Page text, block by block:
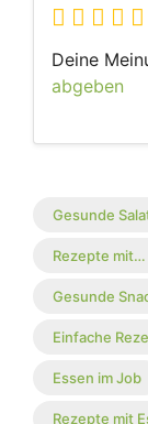
Deine
abgeben
Gesunde
Rezepte mit…
Gesunde
Einfache
Essen im Job
Rezepte mit